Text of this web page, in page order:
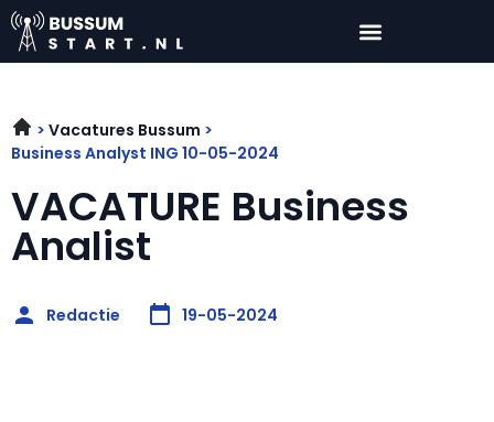
Vacatures Bussum
Business Analyst ING 10-05-2024
VACATURE Business
Analist
Redactie 19-05-2024